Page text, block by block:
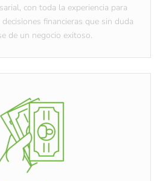
con toda la experiencia para
financieras que sin duda
de un negocio exitoso.